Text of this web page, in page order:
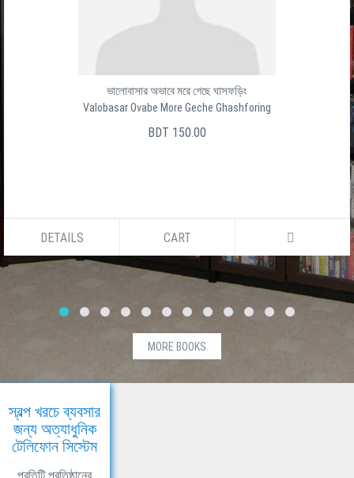
ভালোবাসার অভাবে মরে গেছে ঘাসফড়িং
Valobasar Ovabe More Geche Ghashforing
BDT 150.00
DETAILS CART
MORE BOOKS
স্বল্প খরচে ব্যবসার
জন্য অত্যাধুনিক
টেলিফোন সিস্টেম